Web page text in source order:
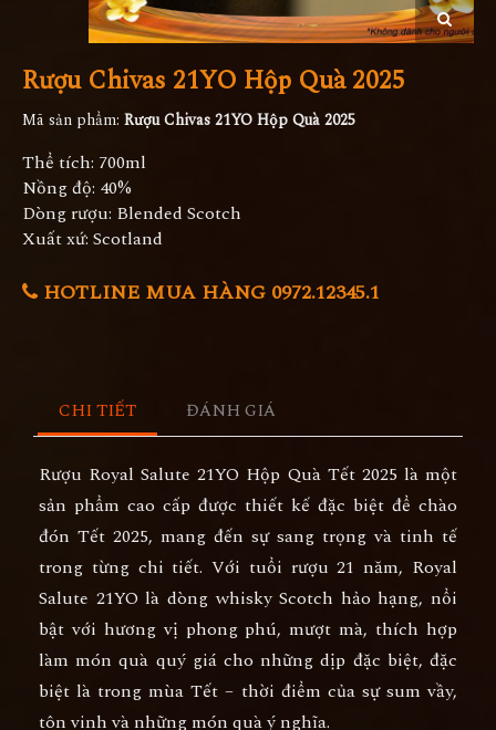
Rượu Chivas 21YO Hộp Quà 2025
Mã sản phẩm: Rượu Chivas 21YO Hộp Quà 2025
Thể tích: 700ml
Nồng độ: 40%
Dòng rượu: Blended Scotch
Xuất xứ: Scotland
HOTLINE MUA HÀNG 0972.12345.1
CHI TIẾT ĐÁNH GIÁ
Rượu Royal Salute 21YO Hộp Quà Tết 2025 là một
sản phẩm cao cấp được thiết kế đặc biệt để chào
đón Tết 2025, mang đến sự sang trọng và tinh tế
trong từng chi tiết. Với tuổi rượu 21 năm, Royal
Salute 21YO là dòng whisky Scotch hảo hạng, nổi
bật với hương vị phong phú, mượt mà, thích hợp
làm món quà quý giá cho những dịp đặc biệt, đặc
biệt là trong mùa Tết – thời điểm của sự sum vầy,
tôn vinh và những món quà ý nghĩa.